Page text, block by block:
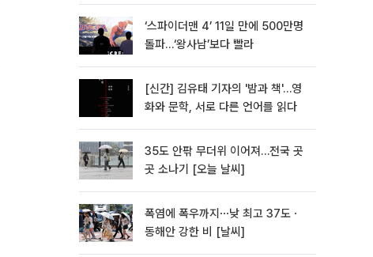
‘스파이더맨 4’ 11일 만에 500만명
돌파…‘왕사남’보다 빨라
[신간] 김유태 기자의 '밤과 책'…영
화와 문학, 서로 다른 언어를 읽다
35도 안팎 무더위 이어져…전국 곳
곳 소나기 [오늘 날씨]
폭염에 폭우까지⋯낮 최고 37도ㆍ
동해안 강한 비 [날씨]